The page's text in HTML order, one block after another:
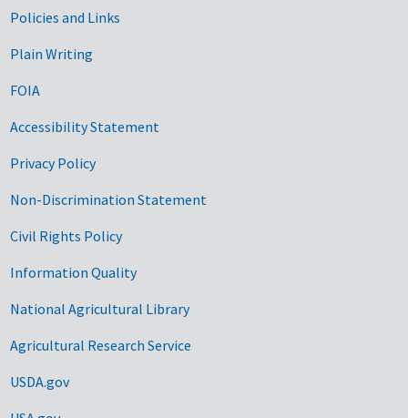
Government Links
Policies and Links
Plain Writing
FOIA
Accessibility Statement
Privacy Policy
Non-Discrimination Statement
Civil Rights Policy
Information Quality
National Agricultural Library
Agricultural Research Service
USDA.gov